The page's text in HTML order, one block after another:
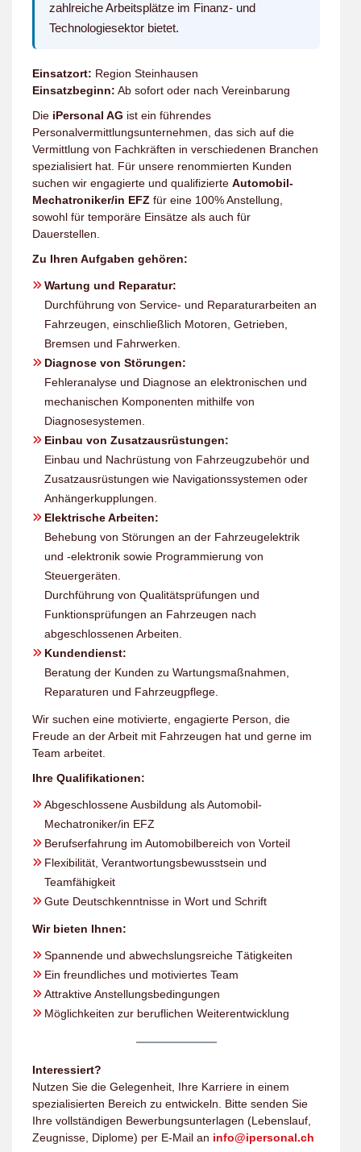
zahlreiche Arbeitsplätze im Finanz- und
Technologiesektor bietet.
Einsatzort: Region Steinhausen
Einsatzbeginn: Ab sofort oder nach Vereinbarung
Die iPersonal AG ist ein führendes
Personalvermittlungsunternehmen, das sich auf die
Vermittlung von Fachkräften in verschiedenen Branchen
spezialisiert hat. Für unsere renommierten Kunden
suchen wir engagierte und qualifizierte Automobil-
Mechatroniker/in EFZ für eine 100% Anstellung,
sowohl für temporäre Einsätze als auch für
Dauerstellen.
Zu Ihren Aufgaben gehören:
Wartung und Reparatur:
Durchführung von Service- und Reparaturarbeiten an
Fahrzeugen, einschließlich Motoren, Getrieben,
Bremsen und Fahrwerken.
Diagnose von Störungen:
Fehleranalyse und Diagnose an elektronischen und
mechanischen Komponenten mithilfe von
Diagnosesystemen.
Einbau von Zusatzausrüstungen:
Einbau und Nachrüstung von Fahrzeugzubehör und
Zusatzausrüstungen wie Navigationssystemen oder
Anhängerkupplungen.
Elektrische Arbeiten:
Behebung von Störungen an der Fahrzeugelektrik
und -elektronik sowie Programmierung von
Steuergeräten.
Durchführung von Qualitätsprüfungen und
Funktionsprüfungen an Fahrzeugen nach
abgeschlossenen Arbeiten.
Kundendienst:
Beratung der Kunden zu Wartungsmaßnahmen,
Reparaturen und Fahrzeugpflege.
Wir suchen eine motivierte, engagierte Person, die
Freude an der Arbeit mit Fahrzeugen hat und gerne im
Team arbeitet.
Ihre Qualifikationen:
Abgeschlossene Ausbildung als Automobil-
Mechatroniker/in EFZ
Berufserfahrung im Automobilbereich von Vorteil
Flexibilität, Verantwortungsbewusstsein und
Teamfähigkeit
Gute Deutschkenntnisse in Wort und Schrift
Wir bieten Ihnen:
Spannende und abwechslungsreiche Tätigkeiten
Ein freundliches und motiviertes Team
Attraktive Anstellungsbedingungen
Möglichkeiten zur beruflichen Weiterentwicklung
Interessiert?
Nutzen Sie die Gelegenheit, Ihre Karriere in einem
spezialisierten Bereich zu entwickeln. Bitte senden Sie
Ihre vollständigen Bewerbungsunterlagen (Lebenslauf,
Zeugnisse, Diplome) per E-Mail an info@ipersonal.ch